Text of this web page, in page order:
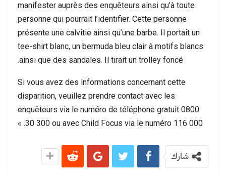
manifester auprès des enquêteurs ainsi qu’à toute
personne qui pourrait l’identifier. Cette personne
présente une calvitie ainsi qu’une barbe. Il portait un
tee-shirt blanc, un bermuda bleu clair à motifs blancs
ainsi que des sandales. Il tirait un trolley foncé.
Si vous avez des informations concernant cette
disparition, veuillez prendre contact avec les
enquêteurs via le numéro de téléphone gratuit 0800
30 300 ou avec Child Focus via le numéro 116 000. »
شارك